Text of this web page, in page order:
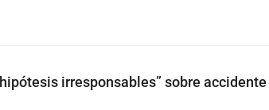
irresponsables” sobre accidente